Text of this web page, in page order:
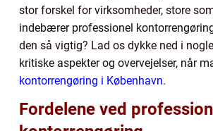
stor forskel for virksomheder, store
indebærer professionel
den så vigtig? Lad os dykke ned i
kritiske aspekter og overvejelser, når
kontorrengøring i København.
Fordelene ved